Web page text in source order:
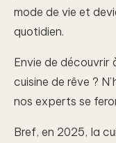
mode de vie et
quotidien.
Envie de découvrir
cuisine de rêve ?
nos experts se
Bref, en 2025, la